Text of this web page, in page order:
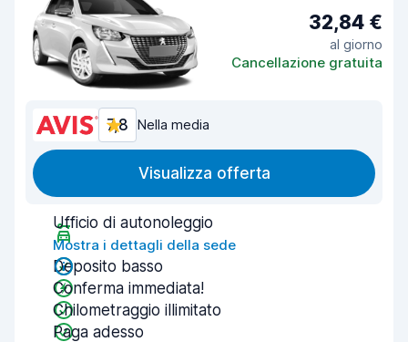
32,84 €
al giorno
Cancellazione gratuita
7,8 Nella media
Visualizza offerta
Ufficio di autonoleggio
Mostra i dettagli della sede
Deposito basso
Conferma immediata!
Chilometraggio illimitato
Paga adesso